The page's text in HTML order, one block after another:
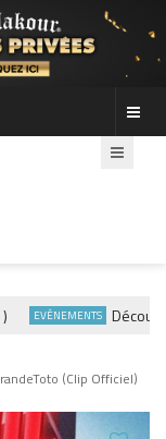
EVÈNEMENTS Découvre
(Clip Officiel)